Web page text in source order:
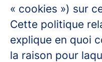
« cookies ») sur
Cette politique
explique en quoi
la raison pour